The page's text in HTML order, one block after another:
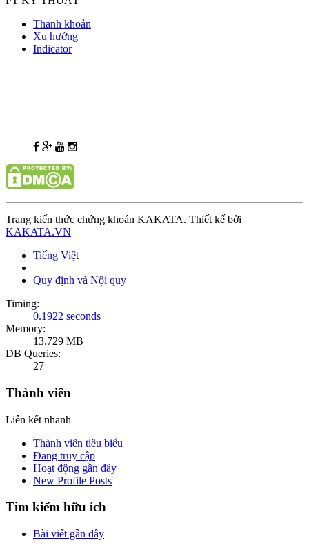
Thanh khoản
Xu hướng
Indicator
Trang kiến thức chứng khoán KAKATA. Thiết kế bởi
KAKATA.VN
Tiếng Việt
Quy định và Nội quy
Timing:
0.1922 seconds
Memory:
13.729 MB
DB Queries:
27
Thành viên
Liên kết nhanh
Thành viên tiêu biểu
Đang truy cập
Hoạt động gần đây
New Profile Posts
Tìm kiếm hữu ích
Bài viết gần đây